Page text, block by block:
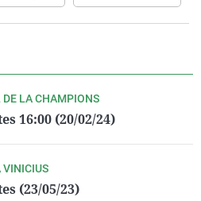
DE LA CHAMPIONS
16:00 (20/02/24)
VINICIUS
(23/05/23)